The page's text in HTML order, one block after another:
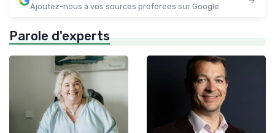
Ajoutez-nous à vos sources préférées sur Google
Parole d'experts